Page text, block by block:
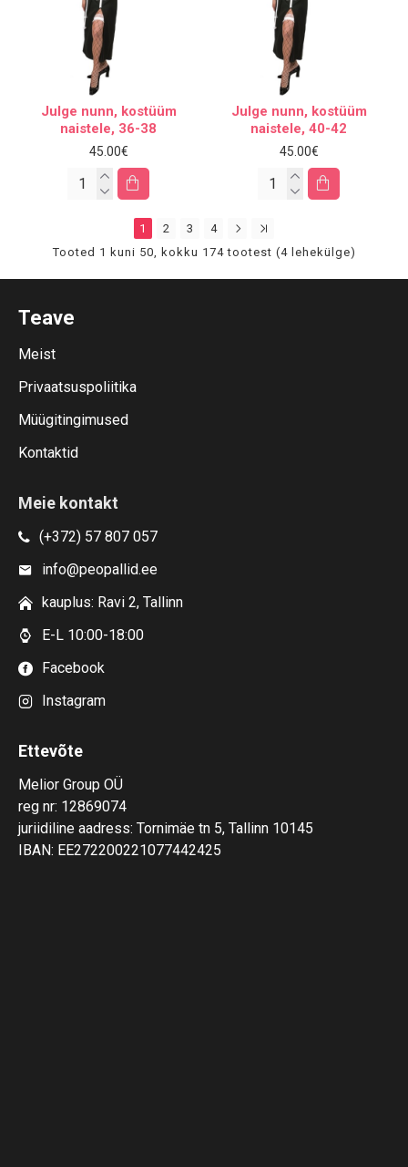
Julge nunn, kostüüm
naistele, 36-38
45.00€
Julge nunn, kostüüm
naistele, 40-42
45.00€
1 2 3
4
Tooted 1 kuni 50, kokku 174 tootest (4 lehekülge)
Teave
Meist
Privaatsuspoliitika
Müügitingimused
Kontaktid
Meie kontakt
(+372) 57 807 057
info@peopallid.ee
kauplus: Ravi 2, Tallinn
E-L 10:00-18:00
Facebook
Instagram
Ettevõte
Melior Group OÜ
reg nr: 12869074
juriidiline aadress: Tornimäe tn 5, Tallinn 10145
IBAN: EE272200221077442425